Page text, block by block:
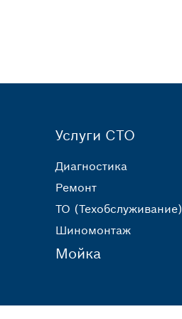
Услуги СТО
Диагностика
Ремонт
ТО (Техобслуживание)
Шиномонтаж
Мойка